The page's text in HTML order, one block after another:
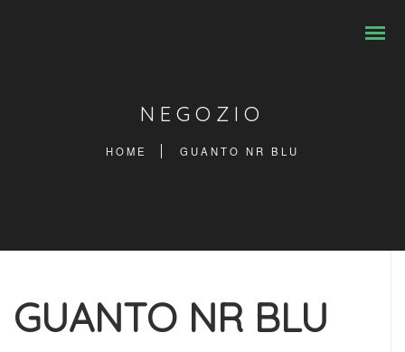
NEGOZIO
HOME GUANTO NR BLU
GUANTO NR BLU